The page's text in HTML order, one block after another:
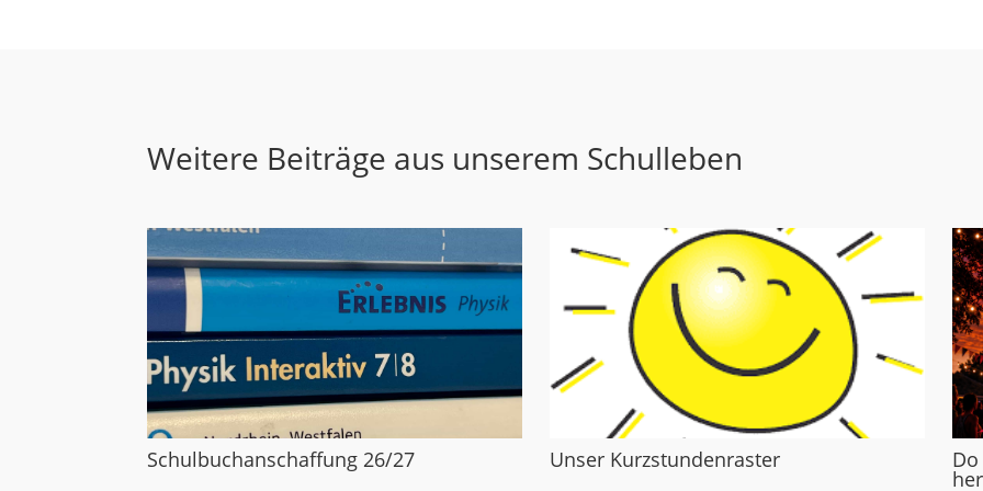
Weitere Beiträge aus unserem Schulleben
Schulbuchanschaffung 26/27 Unser Kurzstundenraster